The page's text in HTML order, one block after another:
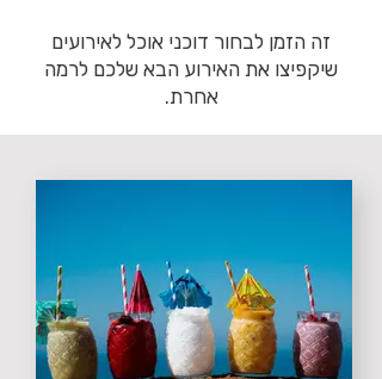
זה הזמן לבחור דוכני אוכל לאירועים
שיקפיצו את האירוע הבא שלכם לרמה
אחרת.